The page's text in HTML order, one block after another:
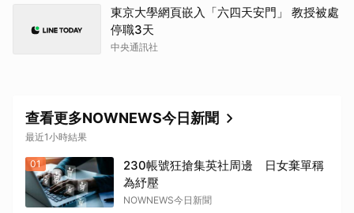
東京大學網頁嵌入「六四天安門」 教授被處
停職3天
中央通訊社
查看更多NOWNEWS今日新聞
最近1小時結果
01
230帳號狂搶集英社周邊 日女棄單稱
為紓壓
NOWNEWS今日新聞